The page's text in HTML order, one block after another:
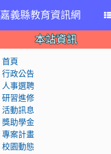
嘉義縣教育資訊網
本站資訊
首頁
行政公告
人事選聘
研習進修
活動訊息
獎助學金
專案計畫
校園動態